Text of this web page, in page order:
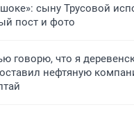
сыну Трусовой
пост и фото
говорю, что я
нефтяную